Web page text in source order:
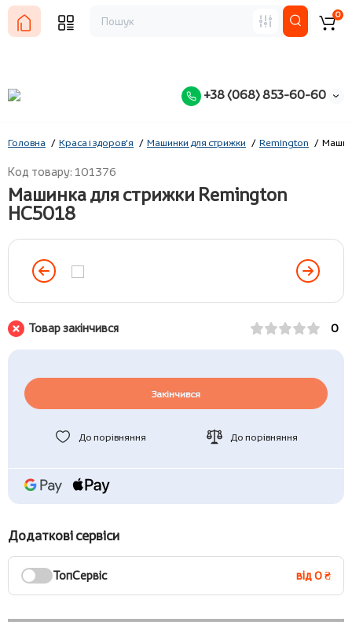
+38 (068) 853-60-60
0
Головна Краса і здоров'я Машинки для стрижки Remington
Код товару: 101376
Машинка для стрижки Remington
HC5018
Товар закінчився 0
Закінчився
До порівняння До порівняння
Додаткові сервіси
ТопСервіс від 0 ₴